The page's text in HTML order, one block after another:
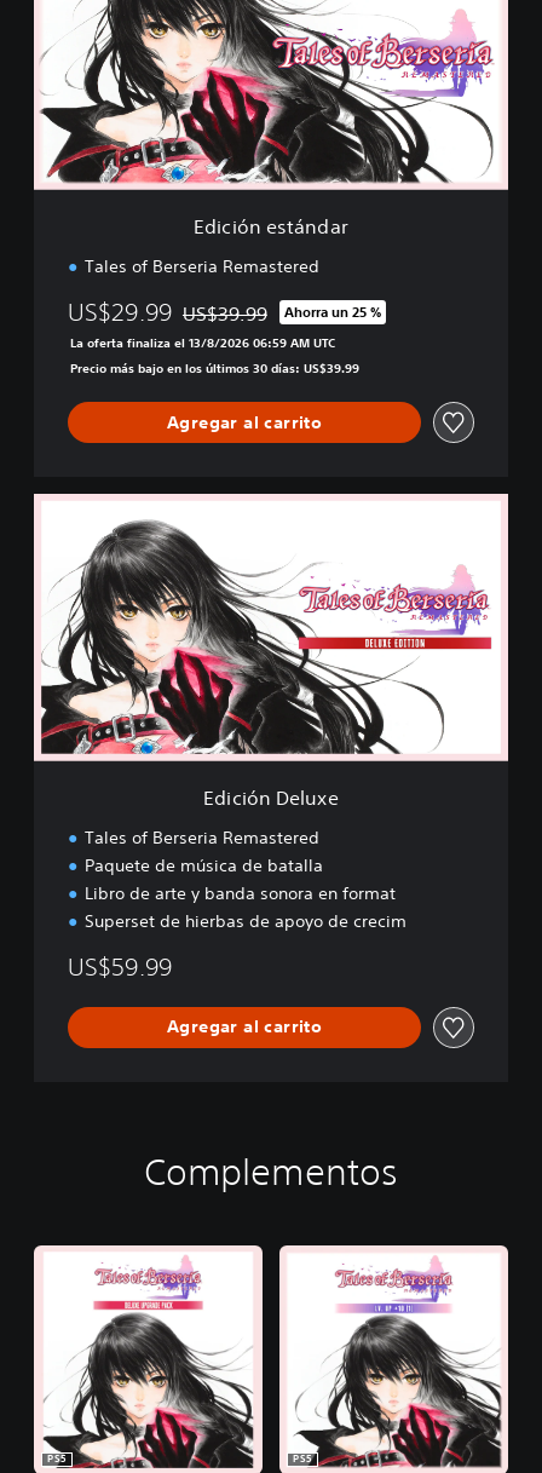
ó
e
s
n
Edición estándar
Tales of Berseria Remastered
US$29.99 Rebajado del precio original de US$39.99
US$39.99 Ahorra un 25 %
La oferta finaliza el 13/8/2026 06:59 AM UTC
Precio más bajo en los últimos 30 días: US$39.99
Agregar al carrito
E
D
e
u
x
Edición Deluxe
Tales of Berseria Remastered
Paquete de música de batalla
Libro de arte y banda sonora en format
Superset de hierbas de apoyo de crecim
US$59.99
Agregar al carrito
Complementos
PS5
PS5